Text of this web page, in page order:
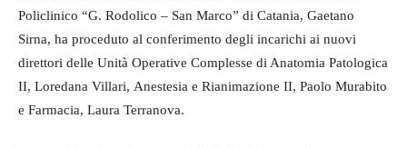
Policlinico “G. Rodolico – San Marco” di Catania, Gaetano
Sirna, ha proceduto al conferimento degli incarichi ai nuovi
direttori delle Unità Operative Complesse di Anatomia Patologica
II, Loredana Villari, Anestesia e Rianimazione II, Paolo Murabito
e Farmacia, Laura Terranova.